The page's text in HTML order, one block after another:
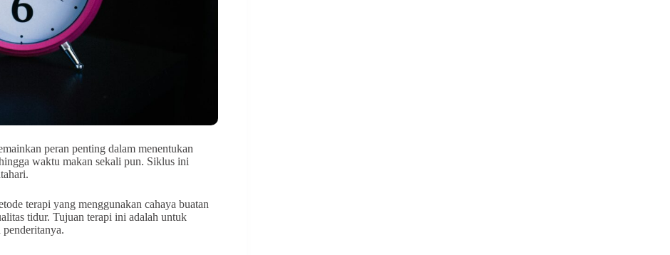
peran penting dalam menentukan
waktu makan sekali pun. Siklus ini
terapi yang menggunakan cahaya buatan
tidur. Tujuan terapi ini adalah untuk